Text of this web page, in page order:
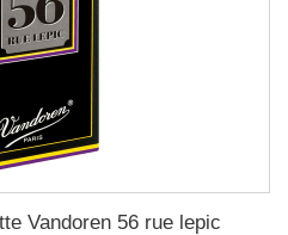
Vandoren 56 rue lepic